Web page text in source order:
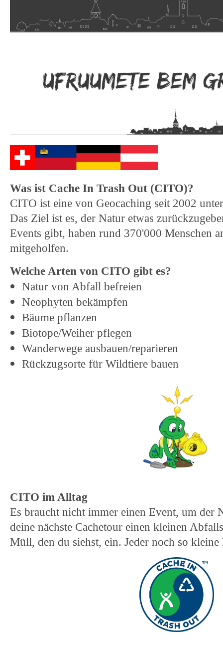
Was ist Cache In Trash Out (CITO)?
CITO ist eine von Geocaching seit 2002
Das Ziel ist es, der Natur etwas
Events gibt, haben rund 370'000 Menschen
mitgeholfen.
Welche Arten von CITO gibt es?
Natur von Abfall befreien
Neophyten bekämpfen
Bäume pflanzen
Biotope/Weiher pflegen
Wanderwege ausbauen/reparieren
Rückzugsorte für Wildtiere bauen
CITO im Alltag
Es braucht nicht immer einen Event, um der
deine nächste Cachetour einen kleinen
Müll, den du siehst, ein. Jeder noch so